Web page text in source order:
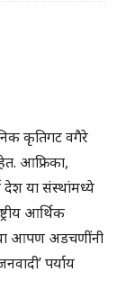
कृतिगट वगैरे
आफ्रिका,
देश या संस्थांमध्ये
आर्थिक
आपण अडचणींनी
पर्याय